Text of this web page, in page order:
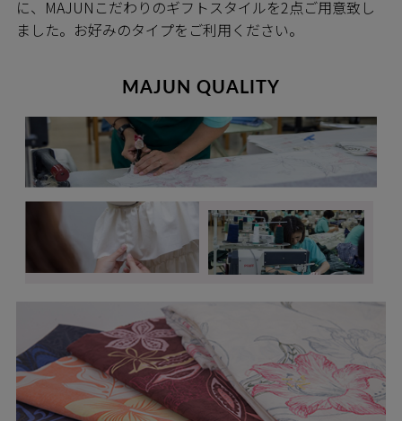
に、MAJUNこだわりのギフトスタイルを2点ご用意致し
ました。お好みのタイプをご利用ください。
MAJUN QUALITY